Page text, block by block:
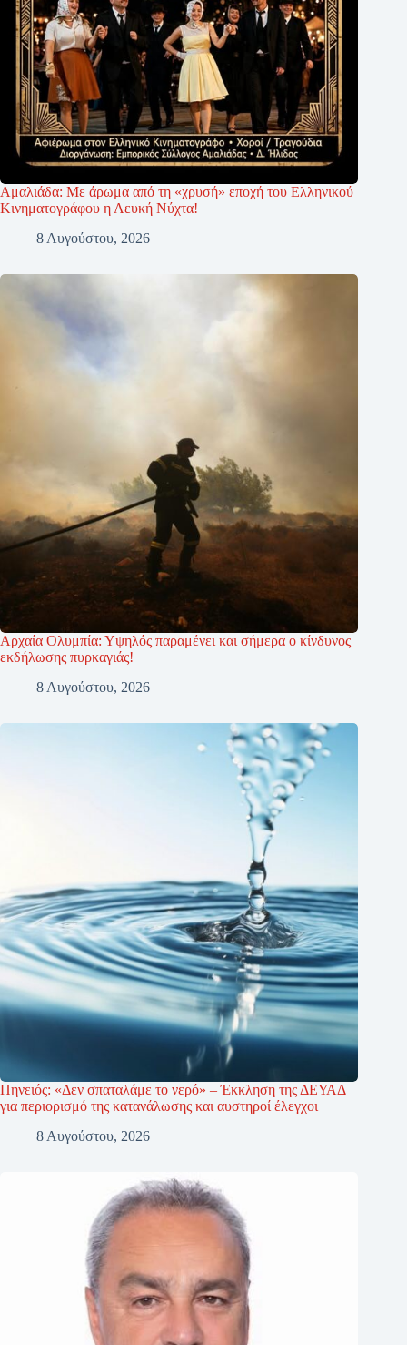
Αμαλιάδα: Με άρωμα από τη «χρυσή» εποχή του Ελληνικού
Κινηματογράφου η Λευκή Νύχτα!
8 Αυγούστου, 2026
Αρχαία Ολυμπία: Υψηλός παραμένει και σήμερα ο κίνδυνος
εκδήλωσης πυρκαγιάς!
8 Αυγούστου, 2026
Πηνειός: «Δεν σπαταλάμε το νερό» – Έκκληση της ΔΕΥΑΔ
για περιορισμό της κατανάλωσης και αυστηροί έλεγχοι
8 Αυγούστου, 2026